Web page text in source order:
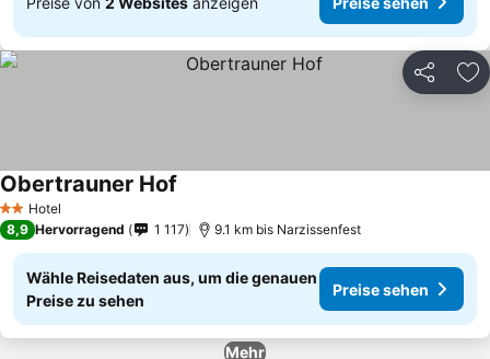
Teilen
2 Sterne
Hotel
Obertrauner Hof
8,9 Hervorragend 1 117 9.1 km bis Narzissenfest
Wähle Reisedaten aus, um die genauen
Preise zu sehen
Preise sehen
Mehr